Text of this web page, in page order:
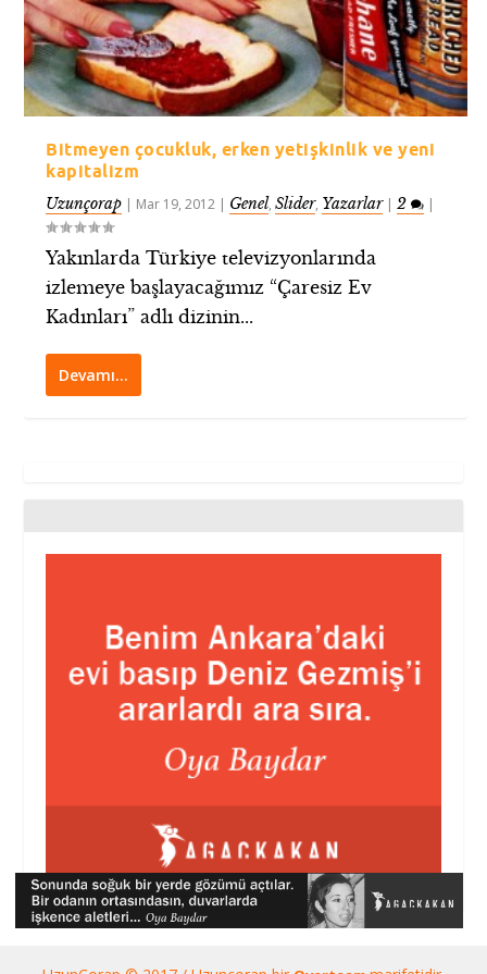
Bitmeyen çocukluk, erken yetişkinlik ve yeni
kapitalizm
Uzunçorap | Mar 19, 2012 | Genel,Slider, Yazarlar|2 |
Yakınlarda Türkiye televizyonlarında
izlemeye başlayacağımız “Çaresiz Ev
Kadınları” adlı dizinin...
Devamı…